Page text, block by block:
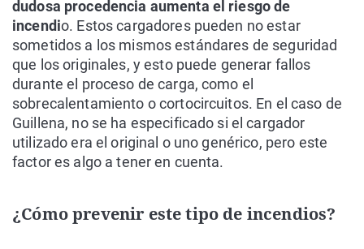
dudosa procedencia aumenta el riesgo de
incendio. Estos cargadores pueden no estar
sometidos a los mismos estándares de seguridad
que los originales, y esto puede generar fallos
durante el proceso de carga, como el
sobrecalentamiento o cortocircuitos. En el caso de
Guillena, no se ha especificado si el cargador
utilizado era el original o uno genérico, pero este
factor es algo a tener en cuenta.
¿Cómo prevenir este tipo de incendios?